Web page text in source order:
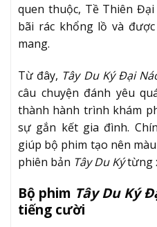
quen thuộc, Tề Thiên
bãi rác khổng lồ và
mang.
Từ đây, Tây Du Ký Đại
câu chuyện đánh yêu
thành hành trình khám
sự gắn kết gia đình.
giúp bộ phim tạo nên
phiên bản Tây Du Kýtừng
Bộ phim Tây Du Ký
tiếng cười